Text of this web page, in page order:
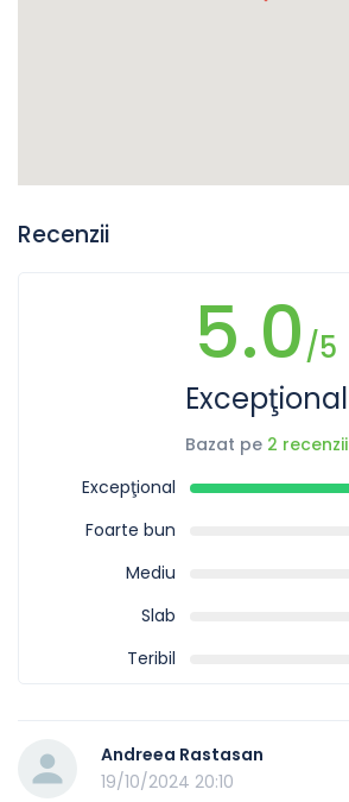
Recenzii
5.0/5
Excepţional
Bazat pe 2 recenzii
Excepţional
Foarte bun
Mediu
Slab
Teribil
Andreea Rastasan
19/10/2024 20:10